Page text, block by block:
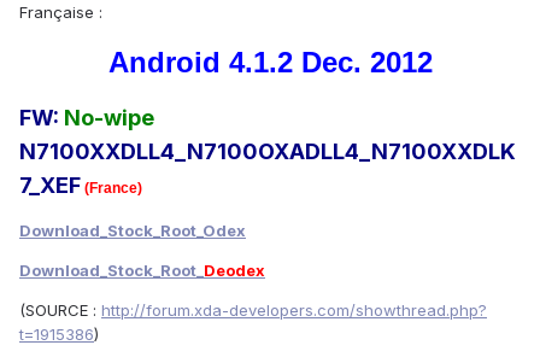
Française :
Android 4.1.2 Dec. 2012
FW: No-wipe
N7100XXDLL4_N7100OXADLL4_N7100XXDLK
7_XEF (France)
Download_Stock_Root_Odex
Download_Stock_Root_ Deodex
(SOURCE : http://forum.xda-developers.com/showthread.php?
t=1915386)